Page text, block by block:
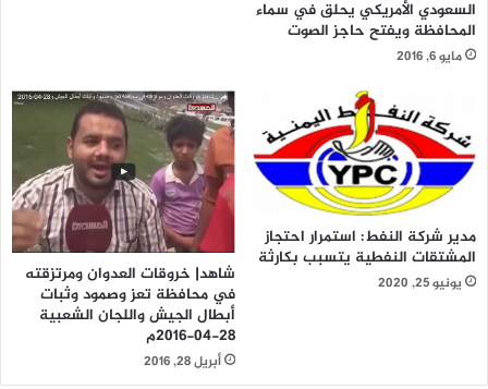
السعودي الأمريكي يحلق في سماء
المحافظة ويفتح حاجز الصوت
مايو 6, 2016
مدير شركة النفط: استمرار احتجاز
المشتقات النفطية يتسبب بكارثة
يونيو 25, 2020
شاهد| خروقات العدوان ومرتزقته
في محافظة تعز وصمود وثبات
أبطال الجيش واللجان الشعبية
28-04-2016م
أبريل 28, 2016